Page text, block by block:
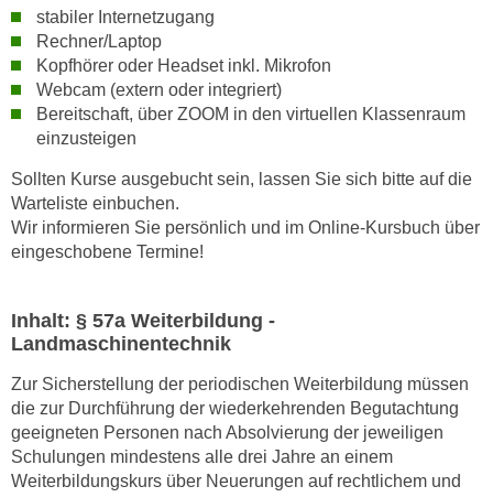
stabiler Internetzugang
Rechner/Laptop
Kopfhörer oder Headset inkl. Mikrofon
Webcam (extern oder integriert)
Bereitschaft, über ZOOM in den virtuellen Klassenraum
einzusteigen
Sollten Kurse ausgebucht sein, lassen Sie sich bitte auf die
Warteliste einbuchen.
Wir informieren Sie persönlich und im Online-Kursbuch über
eingeschobene Termine!
Inhalt: § 57a Weiterbildung -
Landmaschinentechnik
Zur Sicherstellung der periodischen Weiterbildung müssen
die zur Durchführung der wiederkehrenden Begutachtung
geeigneten Personen nach Absolvierung der jeweiligen
Schulungen mindestens alle drei Jahre an einem
Weiterbildungskurs über Neuerungen auf rechtlichem und
b
e
r
h
i
a
u
s
e
n
e
n
g
e
n
n
p
e
r
s
n
e
n
b
o
g
e
n
e
n
D